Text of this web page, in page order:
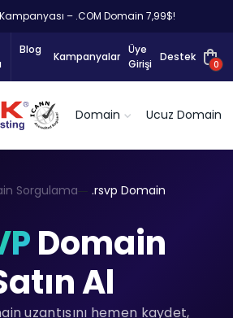
– .COM Domain 7,99$!
Blog
Kampanyalar
Üye
Girişi
Destek
0
Domain Ucuz Domain
Sorgulama .rsvp Domain
Domain
Al
uzantısını hemen kaydet,